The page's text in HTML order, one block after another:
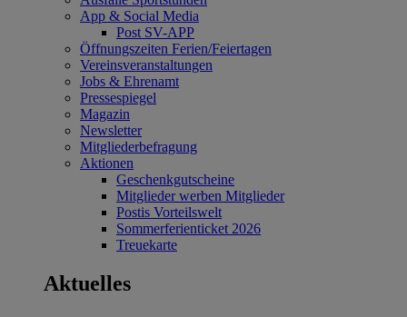
App & Social Media
Post SV-APP
Öffnungszeiten Ferien/Feiertagen
Vereinsveranstaltungen
Jobs & Ehrenamt
Pressespiegel
Magazin
Newsletter
Mitgliederbefragung
Aktionen
Geschenkgutscheine
Mitglieder werben Mitglieder
Postis Vorteilswelt
Sommerferienticket 2026
Treuekarte
Aktuelles